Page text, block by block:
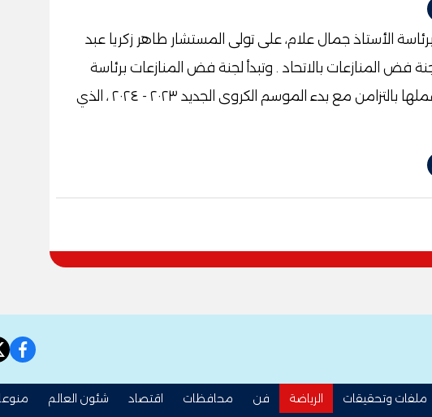
الأستاذ جمال علام، على تولى المستشار طاهر زكريا عبد
فض المنازعات بالاتحاد . وتبدأ لجنة فض المنازعات برئاسة
المستشار طاهر الخولى مهام عملها بالتزامن مع بدء الموسم الكروى الجديد ٢٠٢٣ - ٢٠٢٤ ، الذي
ملفات وتحقيقات الرياضة فن محافظات اقتصاد شئون العالم